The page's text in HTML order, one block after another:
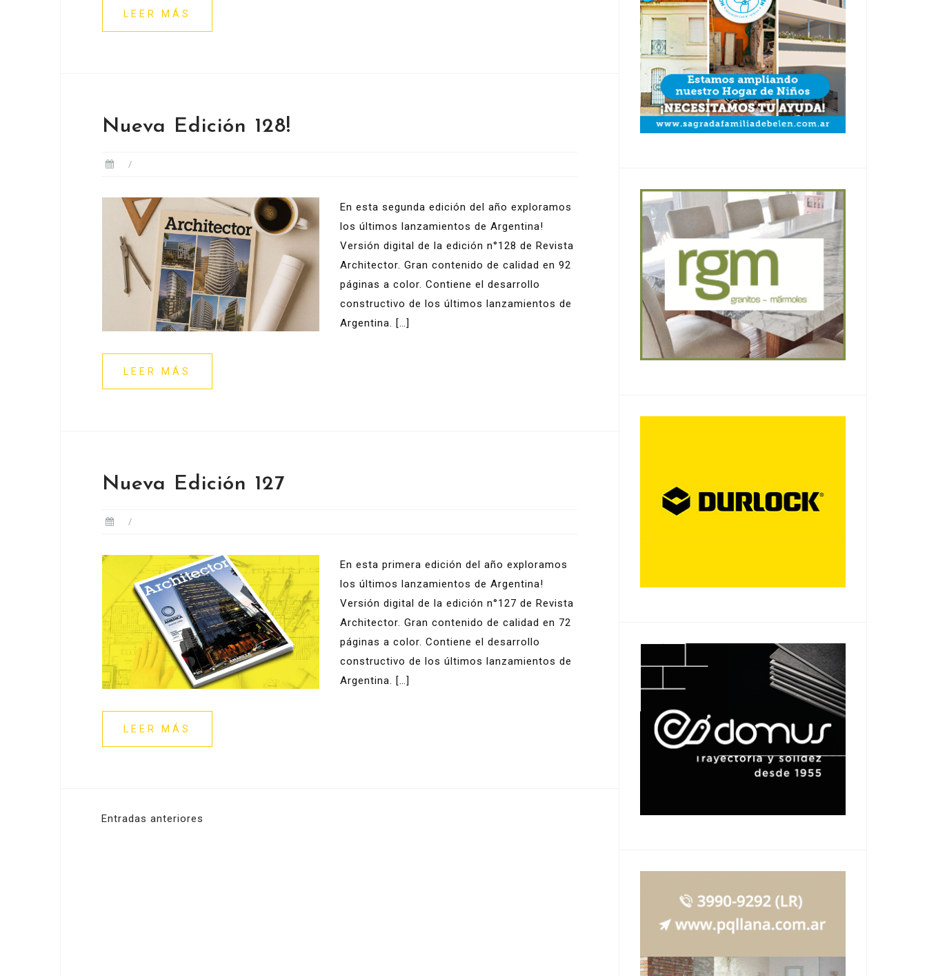
LEER MÁS
Nueva Edición 128!
En esta segunda edición del año exploramos
los últimos lanzamientos de Argentina!
Versión digital de la edición n°128 de Revista
Architector. Gran contenido de calidad en 92
páginas a color. Contiene el desarrollo
constructivo de los últimos lanzamientos de
Argentina. […]
LEER MÁS
Nueva Edición 127
En esta primera edición del año exploramos
los últimos lanzamientos de Argentina!
Versión digital de la edición n°127 de Revista
Architector. Gran contenido de calidad en 72
páginas a color. Contiene el desarrollo
constructivo de los últimos lanzamientos de
Argentina. […]
LEER MÁS
Navegación
Entradas anteriores